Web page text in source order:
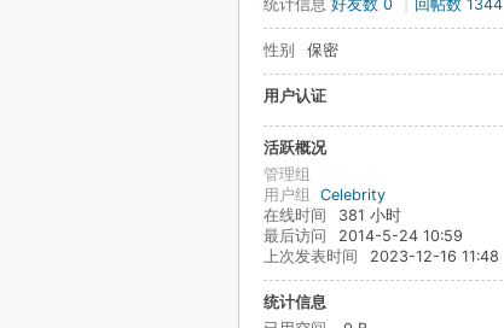
统计信息 好友数 0 回帖数 1344
性别 保密
用户认证
活跃概况
管理组
用户组 Celebrity
在线时间
381 小时
最后访问
2014-5-24 10:59
上次发表时间
2023-12-16 11:48
统计信息